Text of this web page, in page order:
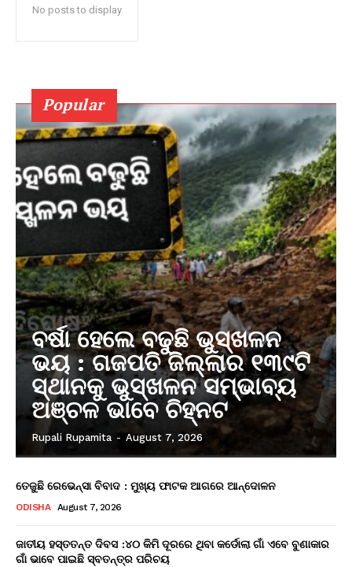
No posts to display
Popular
ବର୍ଷା ହେଲେ ବଢୁଛି ଭୁସ୍ଖଳନ
ଭୟ : ଗଜପତି ଜିଲ୍ଲାର ୧୩୯ଟି
ସ୍ଥାନକୁ ଭୁସ୍ଖଳନ ସମ୍ଭାବ୍ୟ
ଅଞ୍ଚଳ ଭାବେ ଚିହ୍ନଟ
Rupali Rupamita - August 7, 2026
ତେଜୁଛି ରେଭେନ୍ସା ବିବାଦ : ମୁଖ୍ୟ ଫାଟକ ଆଗରେ ଆନ୍ଦୋଳନ
ODISHA August 7, 2026
ଜାତୀୟ ହସ୍ତତନ୍ତ ଦିବସ :୪୦ କିମି ଦୂରରେ ଥିବା କର୍ଡୋଲା ଗାଁ ଏବେ ବୁଣାକାର
ଗାଁ ଭାବେ ପାଇଛି ସ୍ବତନ୍ତ୍ର ପରିଚୟ